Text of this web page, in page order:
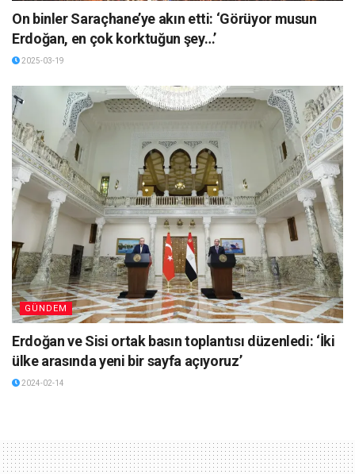
On binler Saraçhane’ye akın etti: ‘Görüyor musun
Erdoğan, en çok korktuğun şey…’
2025-03-19
GÜNDEM
Erdoğan ve Sisi ortak basın toplantısı düzenledi: ‘İki
ülke arasında yeni bir sayfa açıyoruz’
2024-02-14